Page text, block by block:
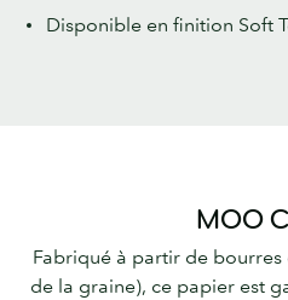
Disponible en finition Soft
MOO
Fabriqué à partir de
de la graine), ce papier est